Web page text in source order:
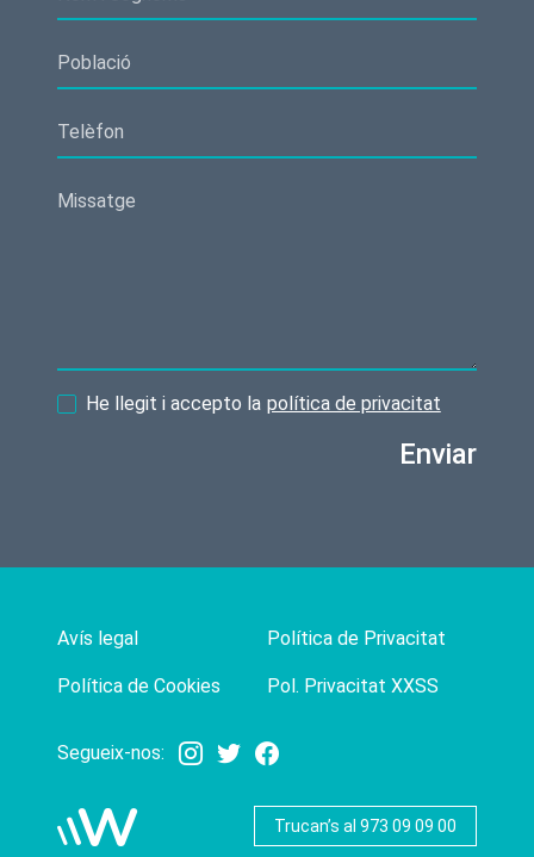
He llegit i accepto la política de privacitat
Enviar
Avís legal
Política de Cookies
Política de Privacitat
Pol. Privacitat XXSS
Segueix-nos:
Trucan’s al 973 09 09 00